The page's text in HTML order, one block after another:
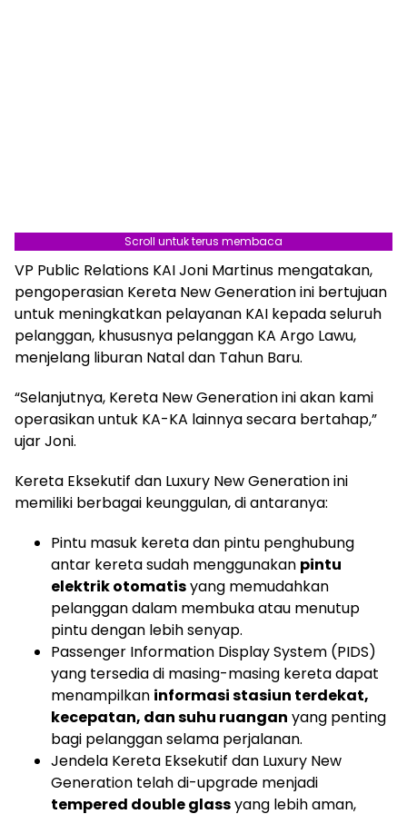
Scroll untuk terus membaca
VP Public Relations KAI Joni Martinus mengatakan,
pengoperasian Kereta New Generation ini bertujuan
untuk meningkatkan pelayanan KAI kepada seluruh
pelanggan, khususnya pelanggan KA Argo Lawu,
menjelang liburan Natal dan Tahun Baru.
“Selanjutnya, Kereta New Generation ini akan kami
operasikan untuk KA-KA lainnya secara bertahap,”
ujar Joni.
Kereta Eksekutif dan Luxury New Generation ini
memiliki berbagai keunggulan, di antaranya:
Pintu masuk kereta dan pintu penghubung
antar kereta sudah menggunakan pintu
elektrik otomatisyang memudahkan
pelanggan dalam membuka atau menutup
pintu dengan lebih senyap.
Passenger Information Display System (PIDS)
yang tersedia di masing-masing kereta dapat
menampilkan informasi stasiun terdekat,
kecepatan, dan suhu ruangan yang penting
bagi pelanggan selama perjalanan.
Jendela Kereta Eksekutif dan Luxury New
Generation telah di-upgrade menjadi
tempered double glassyang lebih aman,